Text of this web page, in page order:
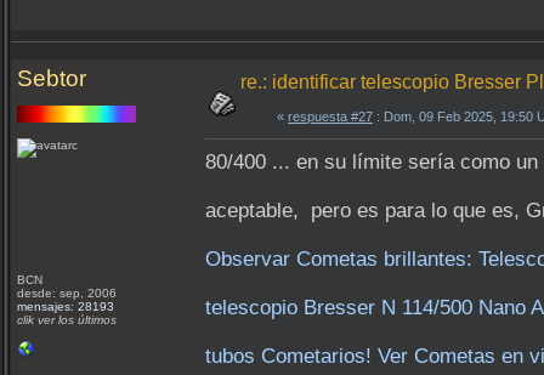
Sebtor
BCN
desde: sep, 2006
mensajes: 28193
clik ver los últimos
re.: identificar telescopio Bresser
« respuesta #27 : Dom, 09 Feb 2025, 19:50
80/400 ... en su límite sería como un
aceptable, pero es para lo que es,
Observar Cometas brillantes:
telescopio Bresser N 114/500 Nano
tubos Cometarios! Ver Cometas en